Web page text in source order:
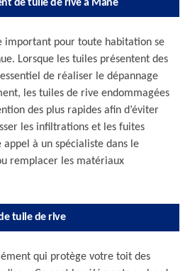
de tuile de rive à Mane
important pour toute habitation se
Lorsque les tuiles présentent des
de réaliser le dépannage
les tuiles de rive endommagées
des plus rapides afin d’éviter
les infiltrations et les fuites
appel à un spécialiste dans le
remplacer les matériaux
tuile de rive
qui protège votre toit des